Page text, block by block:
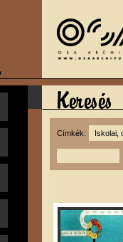
Címkék: